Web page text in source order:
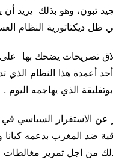
تبون، وهو بذلك يريد
ظل دیکتاتوریة النظام
تصريحات يضحك بها
أحد أعمدة هذا النظام
الذي يهاجمه اليوم .
عن الاستقرار السياسي
ضد المغرب بدعمه كيانا
من اجل تمرير مغالطات